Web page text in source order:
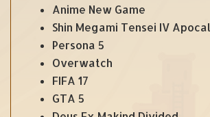
Anime New Game
Shin Megami Tensei IV
Persona 5
Overwatch
FIFA 17
GTA 5